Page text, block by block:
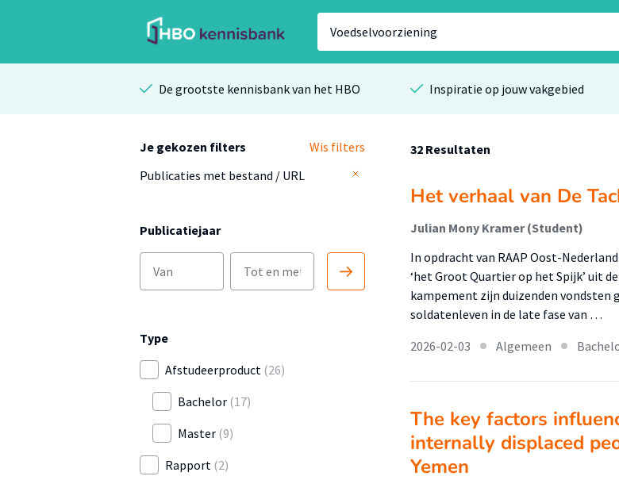
De grootste kennisbank van het HBO Inspiratie op jouw vakgebied
Je gekozen filters
Wis filters
Publicaties met bestand / URL
Publicatiejaar
Type
Afstudeerproduct (26)
Bachelor (17)
Master (9)
Rapport (2)
32 Resultaten
Het verhaal van De
Julian Mony Kramer (Student)
In opdracht van RAAP Oost-
‘het Groot Quartier op het Spijk’ uit
kampement zijn duizenden vondsten
soldatenleven in de late fase van …
2026-02-03
Algemeen
The key factors
internally displaced
Yemen